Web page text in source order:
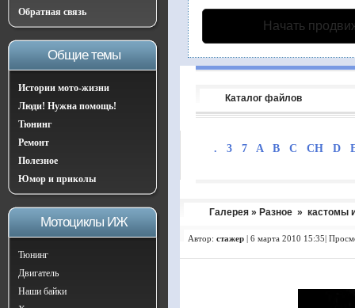
Обратная связь
Общие темы
Истории мото-жизни
Люди! Нужна помощь!
Тюнинг
Ремонт
Полезное
Юмор и приколы
Мотоциклы ИЖ
Тюнинг
Двигатель
Наши байки
Начать
Каталог файлов
. 3 7 A B C CH D
Галерея » Разное » кастомы
Автор: стажер | 6 марта 2010 15:35|